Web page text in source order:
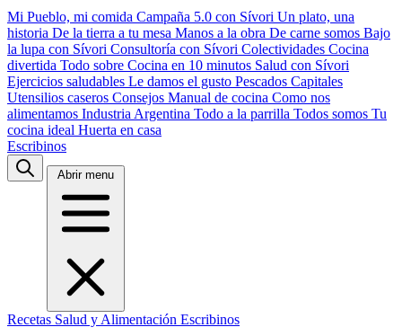
Mi Pueblo, mi comida Campaña 5.0 con Sívori Un plato, una
historia De la tierra a tu mesa Manos a la obra De carne somos Bajo
la lupa con Sívori Consultoría con Sívori Colectividades Cocina
divertida Todo sobre Cocina en 10 minutos Salud con Sívori
Ejercicios saludables Le damos el gusto Pescados Capitales
Utensilios caseros Consejos Manual de cocina Como nos
alimentamos Industria Argentina Todo a la parrilla Todos somos Tu
cocina ideal Huerta en casa
Escribinos
Abrir menu
Recetas Salud y Alimentación Escribinos